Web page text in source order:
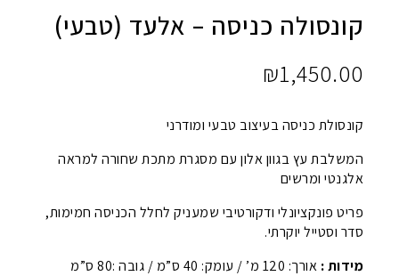
קונסולה כניסה – אלעד (טבעי)
₪1,450.00
קונסולת כניסה בעיצוב טבעי ומודרני
המשלבת עץ בגוון אלון עם מסגרת מתכת שחורה למראה
אלגנטי ומרשים
פריט פונקציונלי ודקורטיבי שמעניק לחלל הכניסה חמימות,
סדר וסטייל יוקרתי.
מידות : אורך: 120 מ’ / עומק: 40 ס”מ / גובה :80 ס”מ